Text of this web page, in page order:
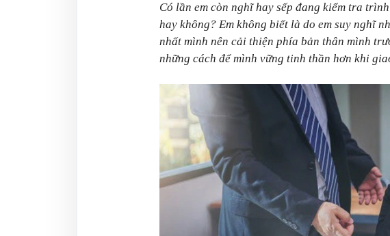
Có lần em còn nghĩ hay sếp đang kiểm tra
hay không? Em không biết là do em suy nghĩ
nhất mình nên cải thiện phía bản thân mình
những cách để mình vững tinh thần hơn khi